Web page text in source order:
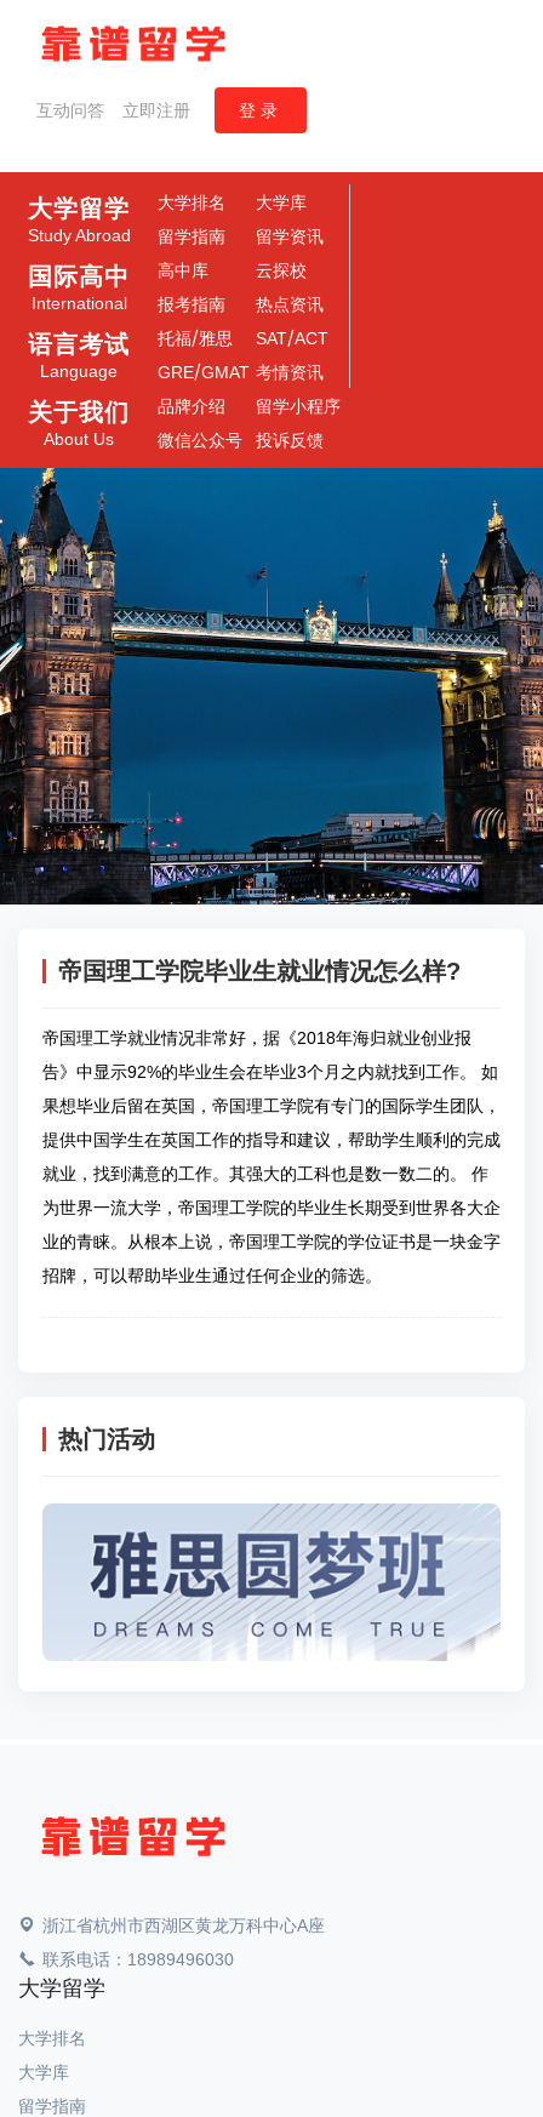
互动问答 立即注册 登录
大学留学
Study Abroad
大学排名
大学库
留学指南
留学资讯
国际高中
International
高中库
云探校
报考指南
热点资讯
语言考试
Language
托福/雅思 SAT/ACT
GRE/GMAT 考情资讯
关于我们
About Us
品牌介绍
留学小程序
微信公众号
投诉反馈
帝国理工学院毕业生就业情况怎么样?
帝国理工学就业情况非常好，据《2018年海归就业创业报
告》中显示92%的毕业生会在毕业3个月之内就找到工作。 如
果想毕业后留在英国，帝国理工学院有专门的国际学生团队，
提供中国学生在英国工作的指导和建议，帮助学生顺利的完成
就业，找到满意的工作。其强大的工科也是数一数二的。 作
为世界一流大学，帝国理工学院的毕业生长期受到世界各大企
业的青睐。从根本上说，帝国理工学院的学位证书是一块金字
招牌，可以帮助毕业生通过任何企业的筛选。
热门活动
浙江省杭州市西湖区黄龙万科中心A座
联系电话：18989496030
大学留学
大学排名
大学库
留学指南